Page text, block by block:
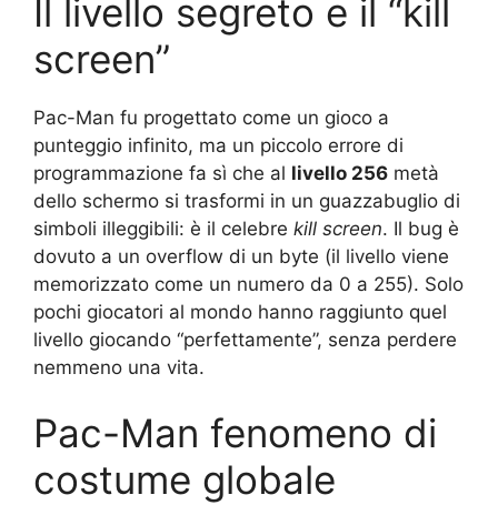
Il livello segreto e il “kill
screen”
Pac-Man fu progettato come un gioco a
punteggio infinito, ma un piccolo errore di
programmazione fa sì che al livello 256 metà
dello schermo si trasformi in un guazzabuglio di
simboli illeggibili: è il celebre kill screen. Il bug è
dovuto a un overflow di un byte (il livello viene
memorizzato come un numero da 0 a 255). Solo
pochi giocatori al mondo hanno raggiunto quel
livello giocando “perfettamente”, senza perdere
nemmeno una vita.
Pac-Man fenomeno di
costume globale